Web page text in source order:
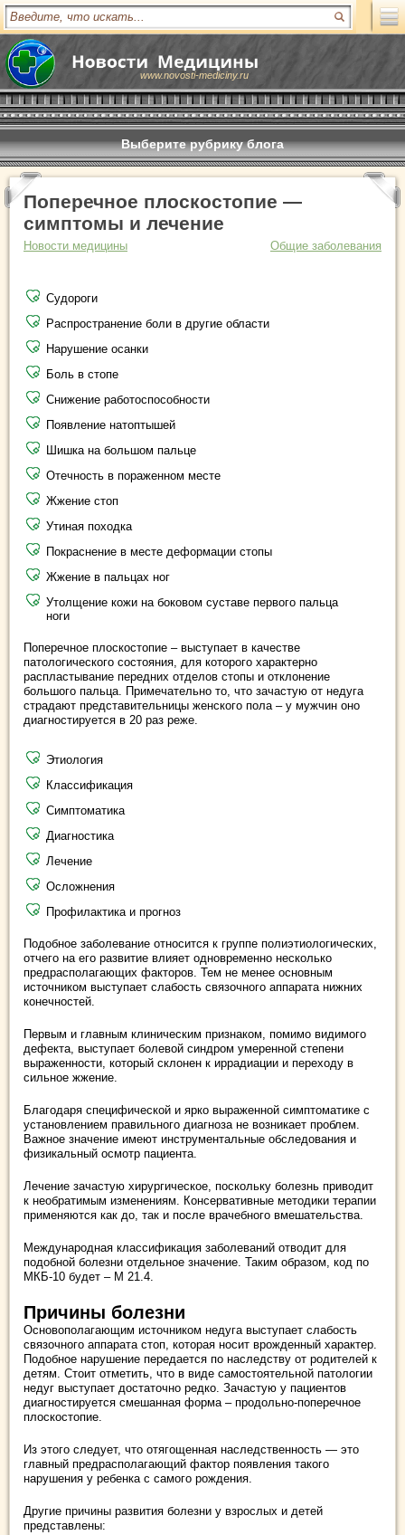
www.novosti-mediciny.ru
Выберите рубрику блога
Поперечное плоскостопие —
симптомы и лечение
Новости медицины Общие заболевания
Судороги
Распространение боли в другие области
Нарушение осанки
Боль в стопе
Снижение работоспособности
Появление натоптышей
Шишка на большом пальце
Отечность в пораженном месте
Жжение стоп
Утиная походка
Покраснение в месте деформации стопы
Жжение в пальцах ног
Утолщение кожи на боковом суставе первого пальца
ноги
Поперечное плоскостопие – выступает в качестве
патологического состояния, для которого характерно
распластывание передних отделов стопы и отклонение
большого пальца. Примечательно то, что зачастую от недуга
страдают представительницы женского пола – у мужчин оно
диагностируется в 20 раз реже.
Этиология
Классификация
Симптоматика
Диагностика
Лечение
Осложнения
Профилактика и прогноз
Подобное заболевание относится к группе полиэтиологических,
отчего на его развитие влияет одновременно несколько
предрасполагающих факторов. Тем не менее основным
источником выступает слабость связочного аппарата нижних
конечностей.
Первым и главным клиническим признаком, помимо видимого
дефекта, выступает болевой синдром умеренной степени
выраженности, который склонен к иррадиации и переходу в
сильное жжение.
Благодаря специфической и ярко выраженной симптоматике с
установлением правильного диагноза не возникает проблем.
Важное значение имеют инструментальные обследования и
физикальный осмотр пациента.
Лечение зачастую хирургическое, поскольку болезнь приводит
к необратимым изменениям. Консервативные методики терапии
применяются как до, так и после врачебного вмешательства.
Международная классификация заболеваний отводит для
подобной болезни отдельное значение. Таким образом, код по
МКБ-10 будет – М 21.4.
Причины болезни
Основополагающим источником недуга выступает слабость
связочного аппарата стоп, которая носит врожденный характер.
Подобное нарушение передается по наследству от родителей к
детям. Стоит отметить, что в виде самостоятельной патологии
недуг выступает достаточно редко. Зачастую у пациентов
диагностируется смешанная форма – продольно-поперечное
плоскостопие.
Из этого следует, что отягощенная наследственность — это
главный предрасполагающий фактор появления такого
нарушения у ребенка с самого рождения.
Другие причины развития болезни у взрослых и детей
представлены: